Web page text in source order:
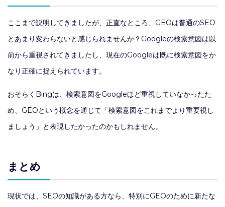
ここまで説明してきましたが、正直なところ、GEOは普通のSEO
とあまり変わらないと感じられませんか？Googleの検索意図は以
前から重視されてきましたし、現在のGoogleは既に検索意図をか
なり正確に捉えられています。
おそらくBingは、検索意図をGoogleほど重視していなかったた
め、GEOという概念を通じて「検索意図をこれまでより重要視し
ましょう」と表現したかったのかもしれません。
まとめ
現状では、SEOの知識がある方なら、特別にGEOのために新たな